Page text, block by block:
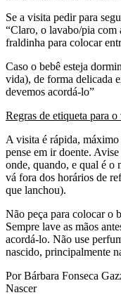
Se a visita pedir para
“Claro, o lavabo/pia com
fraldinha para colocar
Caso o bebê esteja
vida), de forma delicada
devemos acordá-lo”
Regras de etiqueta para o
A visita é rápida,
pense em ir doente.
onde, quando, e qual é
vá fora dos horários de
que lanchou).
Não peça para colocar o
Sempre lave as mãos
acordá-lo. Não use
nascido, principalmente
Por Bárbara Fonseca
Nascer